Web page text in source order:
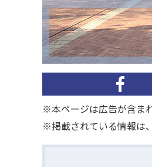
※本ページは広告が含ま
※掲載されている情報は